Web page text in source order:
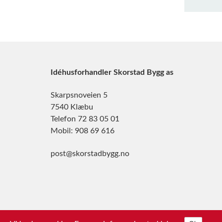
Idéhusforhandler Skorstad Bygg as
Skarpsnoveien 5
7540 Klæbu
Telefon 72 83 05 01
Mobil: 908 69 616
post@skorstadbygg.no